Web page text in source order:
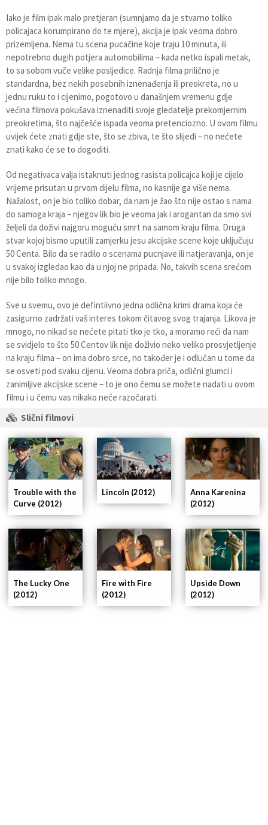
Iako je film ipak malo pretjeran (sumnjamo da je stvarno toliko
policajaca korumpirano do te mjere), akcija je ipak veoma dobro
prizemljena. Nema tu scena pucačine koje traju 10 minuta, ili
nepotrebno dugih potjera automobilima – kada netko ispali metak,
to sa sobom vuče velike posljedice. Radnja filma prilično je
standardna, bez nekih posebnih iznenađenja ili preokreta, no u
jednu ruku to i cijenimo, pogotovo u današnjem vremenu gdje
većina filmova pokušava iznenaditi svoje gledatelje prekomjernim
preokretima, što najčešće ispada veoma pretenciozno. U ovom filmu
uvijek ćete znati gdje ste, što se zbiva, te što slijedi – no nećete
znati kako će se to dogoditi.
Od negativaca valja istaknuti jednog rasista policajca koji je cijelo
vrijeme prisutan u prvom dijelu filma, no kasnije ga više nema.
Nažalost, on je bio toliko dobar, da nam je žao što nije ostao s nama
do samoga kraja – njegov lik bio je veoma jak i arogantan da smo svi
željeli da doživi najgoru moguću smrt na samom kraju filma. Druga
stvar kojoj bismo uputili zamjerku jesu akcijske scene koje uključuju
50 Centa. Bilo da se radilo o scenama pucnjave ili natjeravanja, on je
u svakoj izgledao kao da u njoj ne pripada. No, takvih scena srećom
nije bilo toliko mnogo.
Sve u svemu, ovo je defintiivno jedna odlična krimi drama koja će
zasigurno zadržati vaš interes tokom čitavog svog trajanja. Likova je
mnogo, no nikad se nećete pitati tko je tko, a moramo reći da nam
se svidjelo to što 50 Centov lik nije doživio neko veliko prosvjetljenje
na kraju filma – on ima dobro srce, no također je i odlučan u tome da
se osveti pod svaku cijenu. Veoma dobra priča, odlični glumci i
zanimljive akcijske scene – to je ono čemu se možete nadati u ovom
filmu i u čemu vas nikako neće razočarati.
Slični filmovi
Upside Down
(2012)
Fire with Fire
(2012)
The Lucky One
(2012)
Anna Karenina
(2012)
Lincoln (2012)
Trouble with the
Curve (2012)